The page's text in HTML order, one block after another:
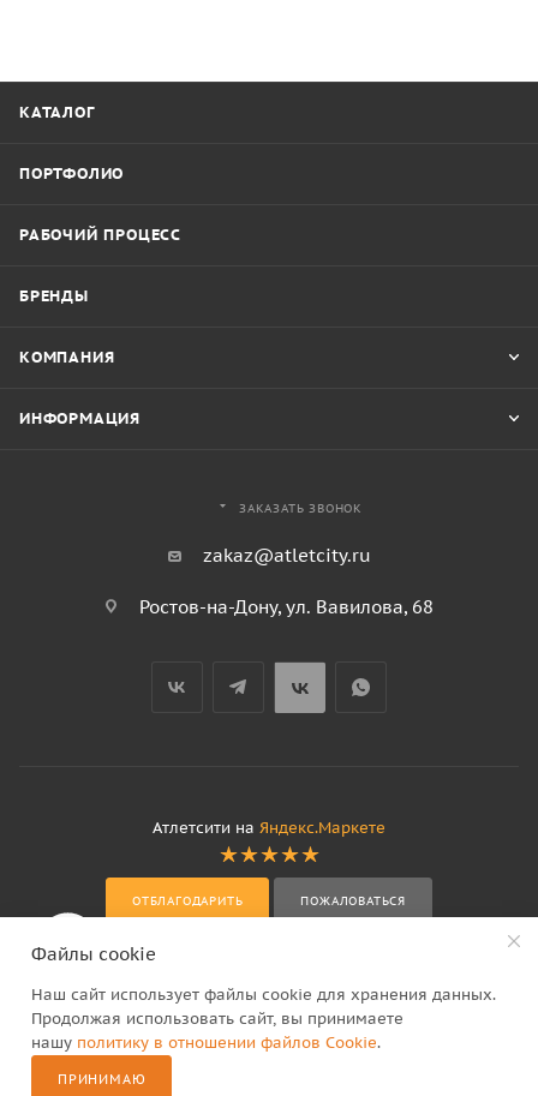
КАТАЛОГ
ПОРТФОЛИО
РАБОЧИЙ ПРОЦЕСС
БРЕНДЫ
КОМПАНИЯ
ИНФОРМАЦИЯ
ЗАКАЗАТЬ ЗВОНОК
zakaz@atletcity.ru
Ростов-на-Дону, ул. Вавилова, 68
Атлетсити на Яндекс.Маркете
ОТБЛАГОДАРИТЬ ПОЖАЛОВАТЬСЯ
Файлы cookie
Наш сайт использует файлы cookie для хранения данных.
Продолжая использовать сайт, вы принимаете
нашу политику в отношении файлов Cookie.
ПРИНИМАЮ